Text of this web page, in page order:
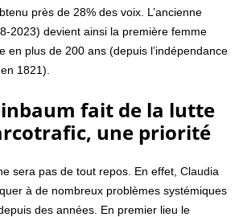
près de 28% des voix. L’ancienne
2023) devient ainsi la première femme
en plus de 200 ans (depuis l’indépendance
1821).
fait de la lutte
une priorité
sera pas de tout repos. En effet, Claudia
à de nombreux problèmes systémiques
des années. En premier lieu le